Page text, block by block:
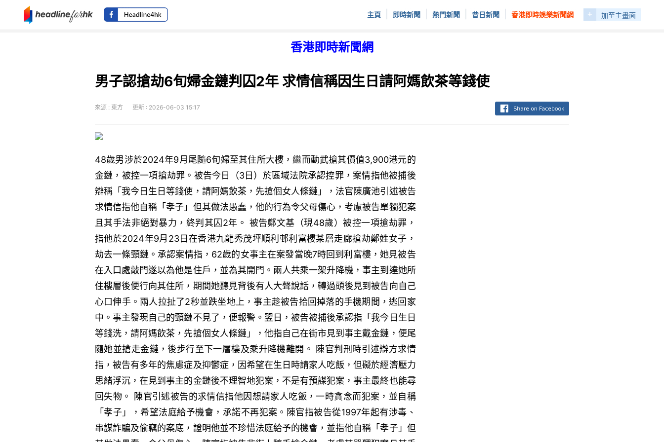
主頁 即時新聞 熱門新聞 昔日新聞 香港即時娛樂新聞網 + 加至主畫面
香港即時新聞網
男子認搶劫6旬婦金鏈判囚2年 求情信稱因生日請阿媽飲茶等錢使
來源 : 東方 更新 : 2026-06-03 15:17
48歲男涉於2024年9月尾隨6旬婦至其住所大樓，繼而動武搶其價值3,900港元的
金鏈，被控一項搶劫罪。被告今日（3日）於區域法院承認控罪，案情指他被捕後
辯稱「我今日生日等錢使，請阿媽飲茶，先搶個女人條鏈」，法官陳廣池引述被告
求情信指他自稱「孝子」但其做法愚蠢，他的行為令父母傷心，考慮被告單獨犯案
且其手法非絕對暴力，終判其囚2年。 被告鄭文基（現48歲）被控一項搶劫罪，
指他於2024年9月23日在香港九龍秀茂坪順利邨利富樓某層走廊搶劫鄭姓女子，
劫去一條頸鏈。承認案情指，62歲的女事主在案發當晚7時回到利富樓，她見被告
在入口處敲門遂以為他是住戶，並為其開門。兩人共乘一架升降機，事主到達她所
住樓層後便行向其住所，期間她聽見背後有人大聲說話，轉過頭後見到被告向自己
心口伸手。兩人拉扯了2秒並跌坐地上，事主趁被告拾回掉落的手機期間，逃回家
中。事主發現自己的頸鏈不見了，便報警。翌日，被告被捕後承認指「我今日生日
等錢洗，請阿媽飲茶，先搶個女人條鏈」，他指自己在街市見到事主戴金鏈，便尾
隨她並搶走金鏈，後步行至下一層樓及乘升降機離開。 陳官判刑時引述辯方求情
指，被告有多年的焦慮症及抑鬱症，因希望在生日時請家人吃飯，但礙於經濟壓力
思緒浮沉，在見到事主的金鏈後不理智地犯案，不是有預謀犯案，事主最終也能尋
回失物。 陳官引述被告的求情信指他因想請家人吃飯，一時貪念而犯案，並自稱
「孝子」，希望法庭給予機會，承諾不再犯案。陳官指被告從1997年起有涉毒、
串謀詐騙及偷竊的案底，證明他並不珍惜法庭給予的機會，並指他自稱「孝子」但